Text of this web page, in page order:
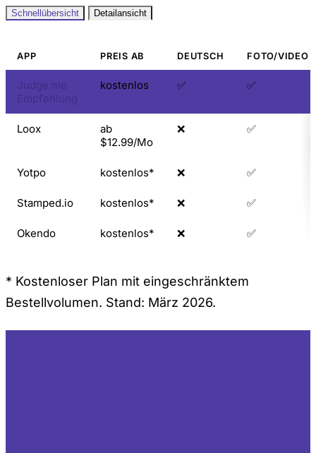
Schnellübersicht Detailansicht
APP PREIS AB DEUTSCH FOTO/VIDEO
Judge.me
Empfehlung
kostenlos ✅ ✅
Loox
ab
$12.99/Mo
❌ ✅
Yotpo kostenlos* ❌ ✅
Stamped.io kostenlos* ❌ ✅
Okendo kostenlos* ❌ ✅
* Kostenloser Plan mit eingeschränktem
Bestellvolumen. Stand: März 2026.